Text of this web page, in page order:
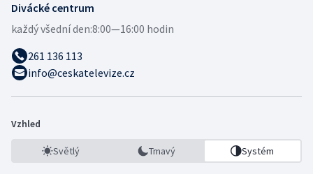
Divácké centrum
každý všední den:8:00—16:00 hodin
261 136 113
info@ceskatelevize.cz
Vzhled
Světlý Tmavý Systém